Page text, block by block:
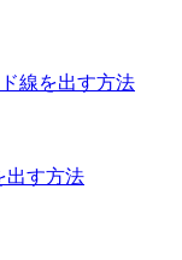
線を出す方法
出す方法